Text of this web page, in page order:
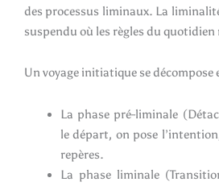
des processus liminaux. La
suspendu où les règles du
Un voyage initiatique se décompose
La phase pré-liminale
le départ, on pose
repères.
La phase liminale